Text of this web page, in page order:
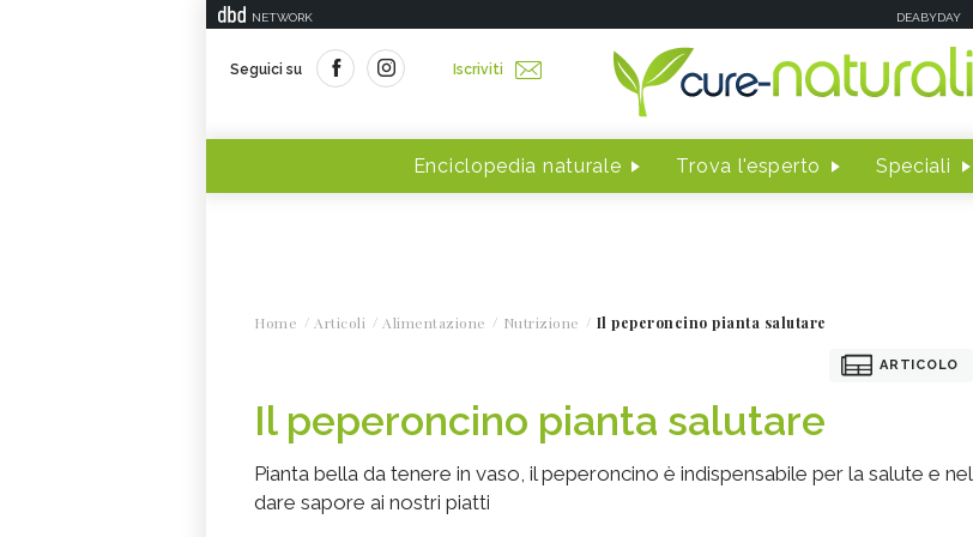
NETWORK DEABYDAY
Seguici su Iscriviti
Enciclopedia naturale Trova l'esperto Speciali
Home Articoli Alimentazione Nutrizione Il peperoncino pianta salutare
ARTICOLO
Il peperoncino pianta salutare
Pianta bella da tenere in vaso, il peperoncino è indispensabile per la salute e nel
dare sapore ai nostri piatti